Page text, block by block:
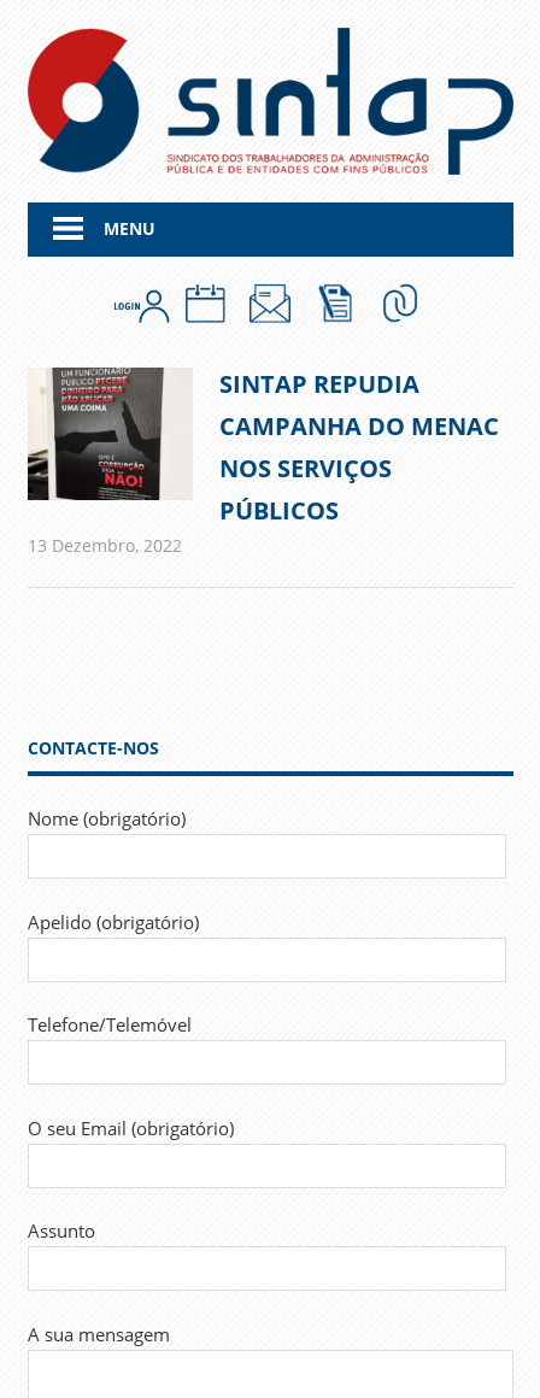
content
MENU
SINTAP REPUDIA
CAMPANHA DO MENAC
NOS SERVIÇOS
PÚBLICOS
13 Dezembro, 2022
CONTACTE-NOS
Nome (obrigatório)
Apelido (obrigatório)
Telefone/Telemóvel
O seu Email (obrigatório)
Assunto
A sua mensagem